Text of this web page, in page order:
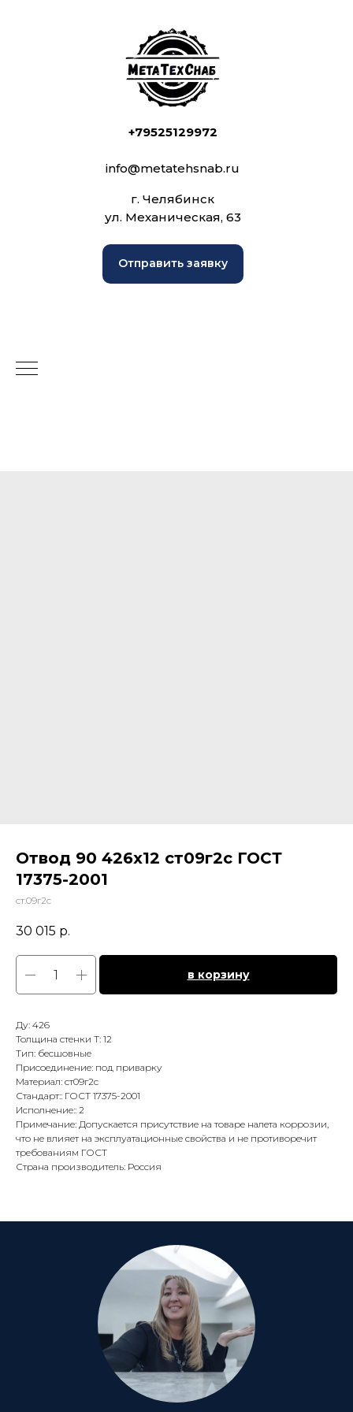
+79525129972
info@metatehsnab.ru
г. Челябинск
ул. Механическая, 63
Отправить заявку
Отвод 90 426х12 ст09г2с ГОСТ
17375-2001
ст.09г2с
30 015 р.
в корзину
Ду: 426
Толщина стенки Т: 12
Тип: бесшовные
Присоединение: под приварку
Материал: ст09г2с
Стандарт:: ГОСТ 17375-2001
Исполнение:: 2
Примечание: Допускается присутствие на товаре налета коррозии,
что не влияет на эксплуатационные свойства и не противоречит
требованиям ГОСТ
Страна производитель: Россия